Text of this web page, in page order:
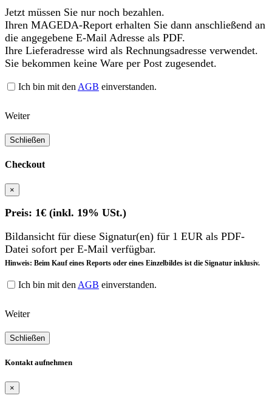
Jetzt müssen Sie nur noch bezahlen.
Ihren MAGEDA-Report erhalten Sie dann anschließend an
die angegebene E-Mail Adresse als PDF.
Ihre Lieferadresse wird als Rechnungsadresse verwendet.
Sie bekommen keine Ware per Post zugesendet.
Ich bin mit den AGB einverstanden.
Weiter
Schließen
Checkout
×
Preis: 1€ (inkl. 19% USt.)
Bildansicht für diese Signatur(en) für 1 EUR als PDF-
Datei sofort per E-Mail verfügbar.
Hinweis: Beim Kauf eines Reports oder eines Einzelbildes ist die Signatur inklusiv.
Ich bin mit den AGB einverstanden.
Weiter
Schließen
Kontakt aufnehmen
×